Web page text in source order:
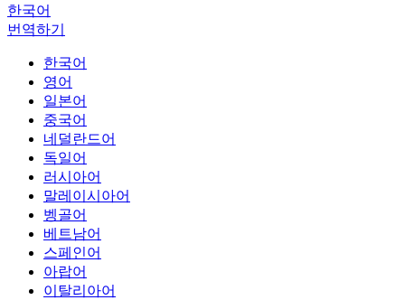
한국어
번역하기
한국어
영어
일본어
중국어
네덜란드어
독일어
러시아어
말레이시아어
벵골어
베트남어
스페인어
아랍어
이탈리아어